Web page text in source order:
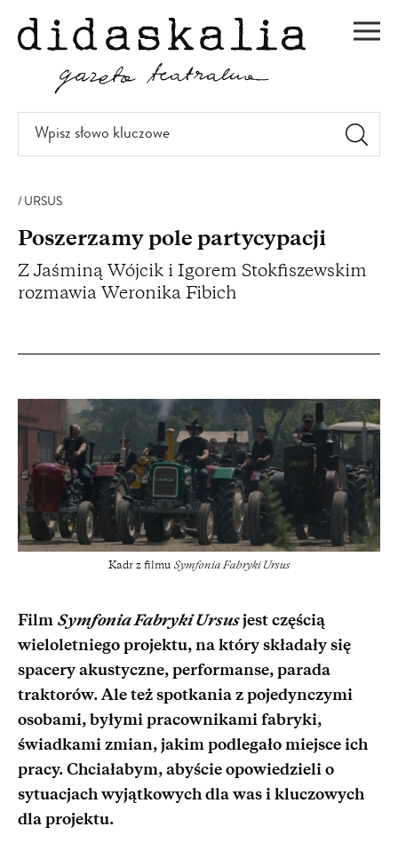
DO
TREŚCI
Wpisz
słowo
URSUS
Poszerzamy pole partycypacji
Z Jaśminą Wójcik i Igorem Stokfiszewskim
rozmawia Weronika Fibich
Kadr z filmu Symfonia Fabryki Ursus
Film Symfonia Fabryki Ursusjest częścią
wieloletniego projektu, na który składały się
spacery akustyczne, performanse, parada
traktorów. Ale też spotkania z pojedynczymi
osobami, byłymi pracownikami fabryki,
świadkami zmian, jakim podlegało miejsce ich
pracy. Chciałabym, abyście opowiedzieli o
sytuacjach wyjątkowych dla was i kluczowych
dla projektu.